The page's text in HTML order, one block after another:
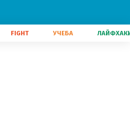
FIGHT УЧЕБА